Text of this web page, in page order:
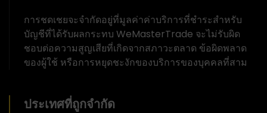
การชดเชยจะจำกัดอยู่ที่มูลค่าค่าบริการที่ชำระสำหรับ
บัญชีที่ได้รับผลกระทบ WeMasterTrade จะไม่รับผิด
ชอบต่อความสูญเสียที่เกิดจากสภาวะตลาด ข้อผิดพลาด
ของผู้ใช้ หรือการหยุดชะงักของบริการของบุคคลที่สาม
ประเทศที่ถูกจำกัด